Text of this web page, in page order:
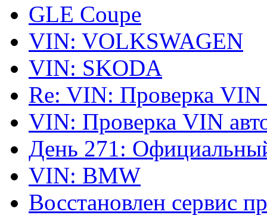
GLE Coupe
VIN: VOLKSWAGEN
VIN: SKODA
Re: VIN: Проверка VIN
VIN: Проверка VIN
День 271:
VIN: BMW
Восстановлен сервис